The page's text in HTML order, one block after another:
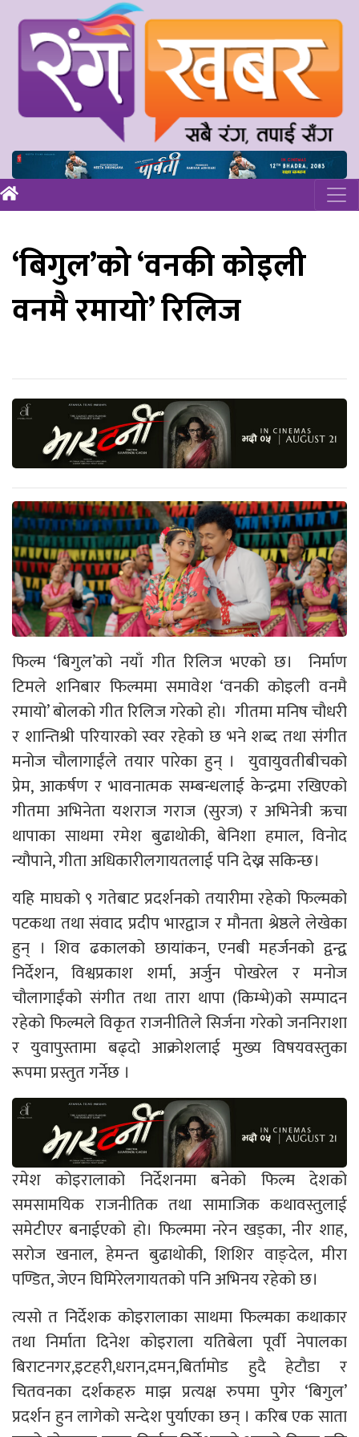
‘बिगुल’को ‘वनकी कोइली
वनमै रमायो’ रिलिज
फिल्म ‘बिगुल’को नयाँ गीत रिलिज भएको छ। निर्माण
टिमले शनिबार फिल्ममा समावेश ‘वनकी कोइली वनमै
रमायो’ बोलको गीत रिलिज गरेको हो। गीतमा मनिष चौधरी
र शान्तिश्री परियारको स्वर रहेको छ भने शब्द तथा संगीत
मनोज चौलागाईंले तयार पारेका हुन् । युवायुवतीबीचको
प्रेम, आकर्षण र भावनात्मक सम्बन्धलाई केन्द्रमा रखिएको
गीतमा अभिनेता यशराज गराज (सुरज) र अभिनेत्री ऋचा
थापाका साथमा रमेश बुढाथोकी, बेनिशा हमाल, विनोद
न्यौपाने, गीता अधिकारीलगायतलाई पनि देख्न सकिन्छ।
यहि माघको ९ गतेबाट प्रदर्शनको तयारीमा रहेको फिल्मको
पटकथा तथा संवाद प्रदीप भारद्वाज र मौनता श्रेष्ठले लेखेका
हुन् । शिव ढकालको छायांकन, एनबी महर्जनको द्वन्द्व
निर्देशन, विश्वप्रकाश शर्मा, अर्जुन पोखरेल र मनोज
चौलागाईंको संगीत तथा तारा थापा (किम्भे)को सम्पादन
रहेको फिल्मले विकृत राजनीतिले सिर्जना गरेको जननिराशा
र युवापुस्तामा बढ्दो आक्रोशलाई मुख्य विषयवस्तुका
रूपमा प्रस्तुत गर्नेछ ।
रमेश कोइरालाको निर्देशनमा बनेको फिल्म देशको
समसामयिक राजनीतिक तथा सामाजिक कथावस्तुलाई
समेटीएर बनाईएको हो। फिल्ममा नरेन खड्का, नीर शाह,
सरोज खनाल, हेमन्त बुढाथोकी, शिशिर वाङ्देल, मीरा
पण्डित, जेएन घिमिरेलगायतको पनि अभिनय रहेको छ।
त्यसो त निर्देशक कोइरालाका साथमा फिल्मका कथाकार
तथा निर्माता दिनेश कोइराला यतिबेला पूर्वी नेपालका
बिराटनगर,इटहरी,धरान,दमन,बिर्तामोड हुदै हेटौडा र
चितवनका दर्शकहरु माझ प्रत्यक्ष रुपमा पुगेर ‘बिगुल’
प्रदर्शन हुन लागेको सन्देश पुर्याएका छन् । करिब एक साता